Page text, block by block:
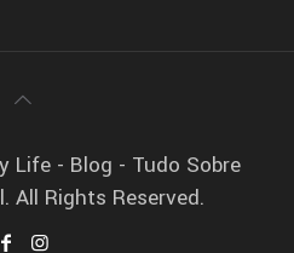
Life - Blog - Tudo Sobre
All Rights Reserved.